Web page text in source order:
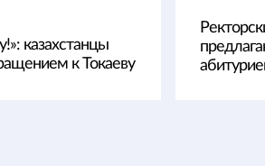
казахстанцы
к Токаеву